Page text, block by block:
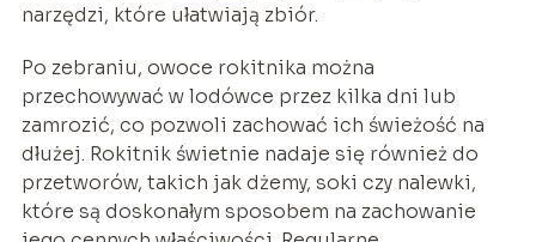
narzędzi, które ułatwiają zbiór.
Po zebraniu, owoce rokitnika można
przechowywać w lodówce przez kilka dni lub
zamrozić, co pozwoli zachować ich świeżość na
dłużej. Rokitnik świetnie nadaje się również do
przetworów, takich jak dżemy, soki czy nalewki,
które są doskonałym sposobem na zachowanie